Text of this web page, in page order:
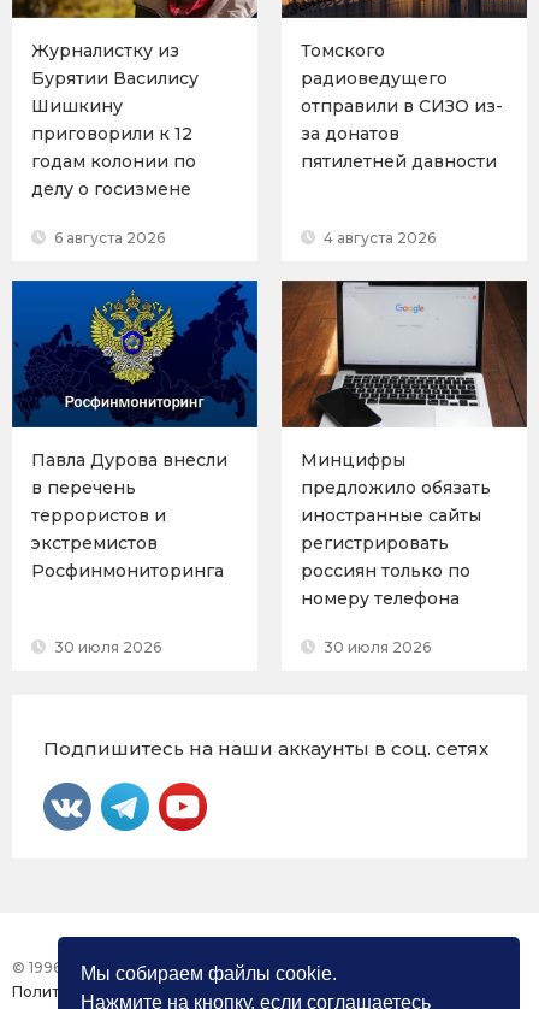
Журналистку из
Бурятии Василису
Шишкину
приговорили к 12
годам колонии по
делу о госизмене
6 августа 2026
Томского
радиоведущего
отправили в СИЗО из-
за донатов
пятилетней давности
4 августа 2026
Павла Дурова внесли
в перечень
террористов и
экстремистов
Росфинмониторинга
30 июля 2026
Минцифры
предложило обязать
иностранные сайты
регистрировать
россиян только по
номеру телефона
30 июля 2026
Подпишитесь на наши аккаунты в соц. сетях
© 1996 – 2026 Фонд «Центр Защиты Прав СМИ»
Политика конфиденциальности
Мы собираем файлы cookie.
Нажмите на кнопку, если соглашаетесь